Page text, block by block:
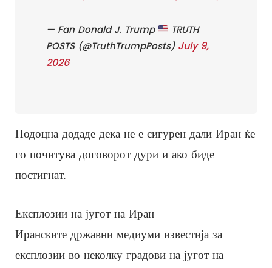
— Fan Donald J. Trump
TRUTH
POSTS (@TruthTrumpPosts) July 9,
2026
Подоцна додаде дека не е сигурен дали Иран ќе
го почитува договорот дури и ако биде
постигнат.
Експлозии на југот на Иран
Иранските државни медиуми известија за
експлозии во неколку градови на југот на